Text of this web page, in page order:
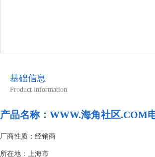
基础信息
Product information
产品名称： WWW.海角社区.COM
厂商性质：经销商
所在地：上海市